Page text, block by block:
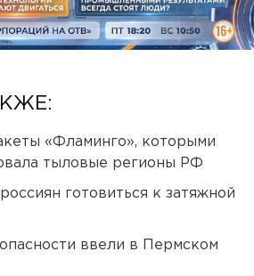
«Фламинго», которыми
тыловые регионы РФ
готовиться к затяжной
ввели в Пермском